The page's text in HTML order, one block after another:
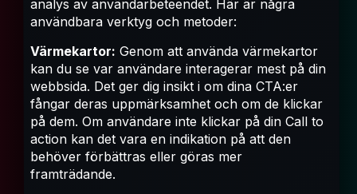
analys av användarbeteendet. Här är några
användbara verktyg och metoder:
Värmekartor: Genom att använda värmekartor
kan du se var användare interagerar mest på din
webbsida. Det ger dig insikt i om dina CTA:er
fångar deras uppmärksamhet och om de klickar
på dem. Om användare inte klickar på din Call to
action kan det vara en indikation på att den
behöver förbättras eller göras mer
framträdande.